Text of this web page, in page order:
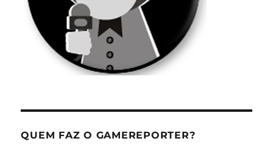
QUEM FAZ O GAMEREPORTER?